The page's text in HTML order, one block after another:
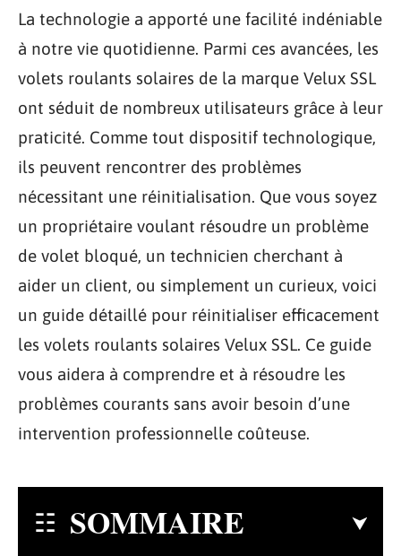
La technologie a apporté une facilité indéniable
à notre vie quotidienne. Parmi ces avancées, les
volets roulants solaires de la marque Velux SSL
ont séduit de nombreux utilisateurs grâce à leur
praticité. Comme tout dispositif technologique,
ils peuvent rencontrer des problèmes
nécessitant une réinitialisation. Que vous soyez
un propriétaire voulant résoudre un problème
de volet bloqué, un technicien cherchant à
aider un client, ou simplement un curieux, voici
un guide détaillé pour réinitialiser efficacement
les volets roulants solaires Velux SSL. Ce guide
vous aidera à comprendre et à résoudre les
problèmes courants sans avoir besoin d’une
intervention professionnelle coûteuse.
SOMMAIRE